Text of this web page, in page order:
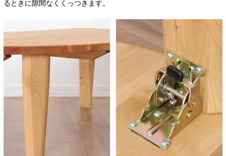
るときに隙間なくくっつきます。